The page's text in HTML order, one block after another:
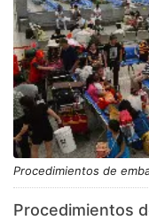
Procedimientos de
Procedimientos